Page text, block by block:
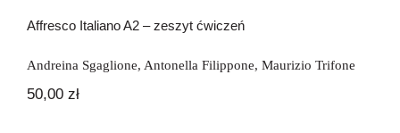
Affresco Italiano A2 – zeszyt ćwiczeń
Andreina Sgaglione, Antonella Filippone, Maurizio Trifone
50,00 zł